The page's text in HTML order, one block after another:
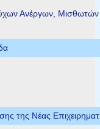
Ανέργων,
Νέας